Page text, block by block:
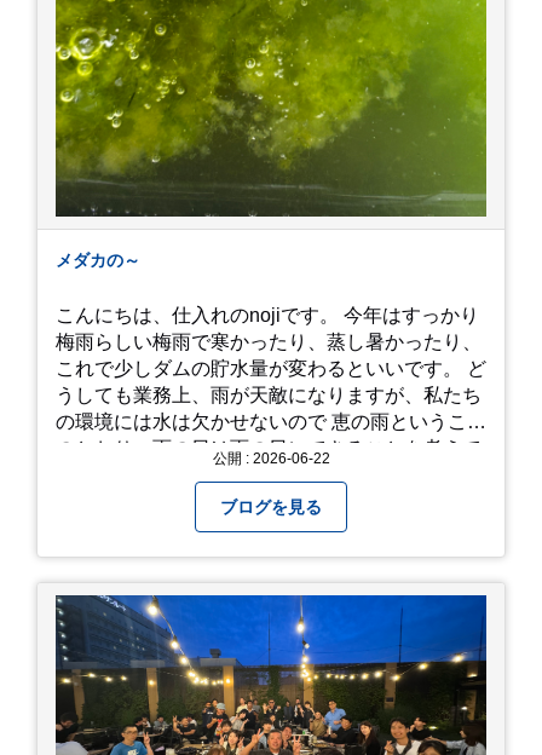
メダカの～
こんにちは、仕入れのnojiです。 今年はすっかり
梅雨らしい梅雨で寒かったり、蒸し暑かったり、
これで少しダムの貯水量が変わるといいです。 ど
うしても業務上、雨が天敵になりますが、私たち
の環境には水は欠かせないので 恵の雨というこば
のとおり、雨の日は雨の日にできることを考えて
になってしまいましたが、お家には代々10年以上
続く ヒメダカがいますが、そのメダカの池にはト
ンボが卵を産んで、ヤゴがいたり、変な虫が いた
りします。ヤゴはメダカを食べてしまうのでほん
とは別にしたいのですが、トンボに かえるところ
が見たくて飼ってみました。 が、途中までかえり
そうでしたが、だめなようでした。 秋にはたくさ
んのトンボが飛んでいますが、自然の中で成虫に
かえるというのは厳しいんだなと 実感しました。
私たち、生かされている以上、一所懸命何かをし
公開 : 2026-06-22
ブログを見る